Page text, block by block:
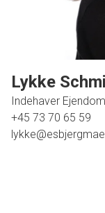
Denne villa SKAL ses.
Lykke
Indehaver
+45 73 70 65 59